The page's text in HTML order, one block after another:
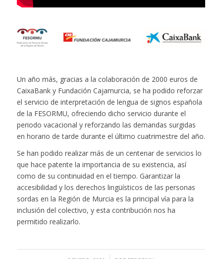
Un año más, gracias a la colaboración de 2000 euros de
CaixaBank y Fundación Cajamurcia, se ha podido reforzar
el servicio de interpretación de lengua de signos española
de la FESORMU, ofreciendo dicho servicio durante el
periodo vacacional y reforzando las demandas surgidas
en horario de tarde durante el último cuatrimestre del año.
Se han podido realizar más de un centenar de servicios lo
que hace patente la importancia de su existencia, así
como de su continuidad en el tiempo. Garantizar la
accesibilidad y los derechos lingüísticos de las personas
sordas en la Región de Murcia es la principal vía para la
inclusión del colectivo, y esta contribución nos ha
permitido realizarlo.